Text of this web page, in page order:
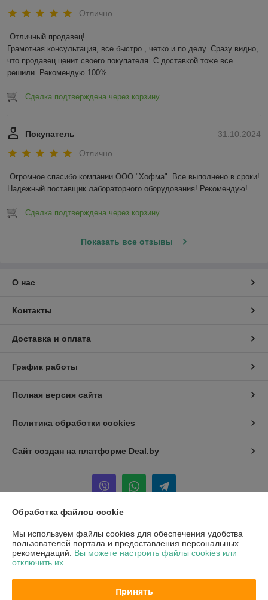
Отлично
Отличный продавец!
Грамотная консультация, все быстро , четко и по делу. Сразу видно,
что продавец ценит своего покупателя. С доставкой тоже все
решили. Рекомендую 100%.
Сделка подтверждена через корзину
31.10.2024
Покупатель
Отлично
Огромное спасибо компании ООО "Хофма". Все выполнено в сроки!
Надежный поставщик лабораторного оборудования! Рекомендую!
Сделка подтверждена через корзину
Показать все отзывы
О нас
Контакты
Доставка и оплата
График работы
Полная версия сайта
Политика обработки cookies
Сайт создан на платформе Deal.by
Информация для покупателя
Юридическое лицо: ООО "ХОФМА"
220084, г. Минск, ул. Ф. Скорины 51, оф 302
Обработка файлов cookie
Мы используем файлы cookies для обеспечения удобства
пользователей портала и предоставления персональных
рекомендаций. Вы можете настроить файлы cookies или
отключить их.
Принять